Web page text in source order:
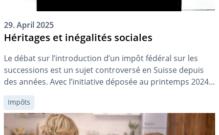
29. April 2025
Héritages et inégalités sociales
Le débat sur l’introduction d’un impôt fédéral sur les
successions est un sujet controversé en Suisse depuis
des années. Avec l’initiative déposée au printemps 2024,
ce thème devrait rester d’actualité à l’avenir. Une
question centrale est de savoir si et comment les
héritages, en tant que « fortune imméritée », contribuent
aux inégalités sociales et […]
Impôts